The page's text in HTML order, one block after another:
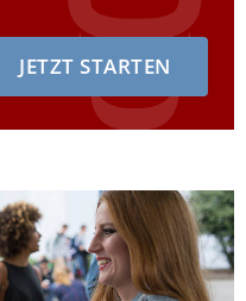
JETZT STARTEN